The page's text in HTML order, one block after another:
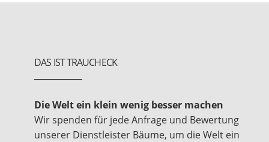
DAS IST TRAUCHECK
Die Welt ein klein wenig besser machen
Wir spenden für jede Anfrage und Bewertung
unserer Dienstleister Bäume, um die Welt ein